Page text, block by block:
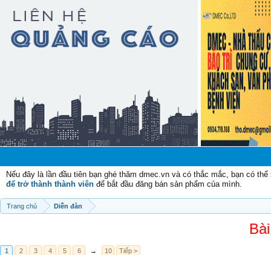
Nếu đây là lần đầu tiên bạn ghé thăm dmec.vn và có thắc mắc, bạn có
để trở thành thành viên để bắt đầu đăng bán sản phẩm của mình.
Trang chủ Diễn đàn
1 2 3 4 5 6 → 10 Tiếp >